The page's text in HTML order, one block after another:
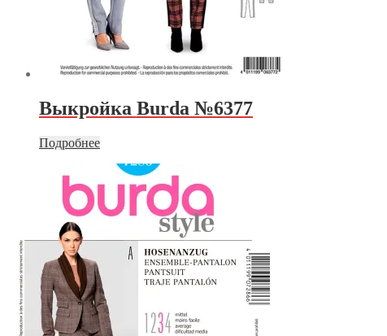
Выкройка Burda №6377
Подробнее